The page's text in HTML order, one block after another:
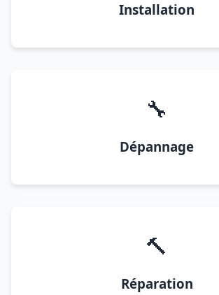
Installation
🔧
Dépannage
🔨
Réparation